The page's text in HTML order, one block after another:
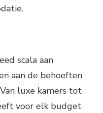
scala aan
aan de behoeften
luxe kamers tot
voor elk budget